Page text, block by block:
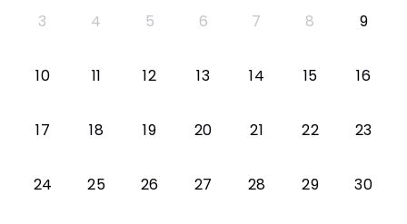
3 4 5 6 7 8 9
10 11 12 13 14 15 16
17 18 19 20 21 22 23
24 25 26 27 28 29 30